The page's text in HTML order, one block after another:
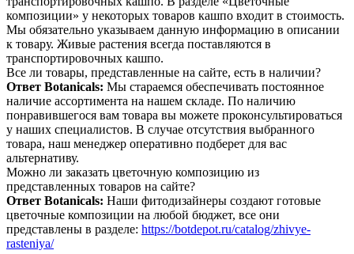
композиции» у некоторых товаров кашпо входит в стоимость.
Мы обязательно указываем данную информацию в описании
к товару. Живые растения всегда поставляются в
транспортировочных кашпо.
Все ли товары, представленные на сайте, есть в наличии?
Ответ Botanicals: Мы стараемся обеспечивать постоянное
наличие ассортимента на нашем складе. По наличию
понравившегося вам товара вы можете проконсультироваться
у наших специалистов. В случае отсутствия выбранного
товара, наш менеджер оперативно подберет для вас
альтернативу.
Можно ли заказать цветочную композицию из
представленных товаров на сайте?
Ответ Botanicals: Наши фитодизайнеры создают готовые
цветочные композиции на любой бюджет, все они
представлены в разделе: https://botdepot.ru/catalog/zhivye-
rasteniya/